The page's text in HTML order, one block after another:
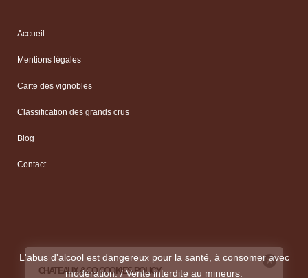
Accueil
Mentions légales
Carte des vignobles
Classification des grands crus
Blog
Contact
L'abus d'alcool est dangereux pour la santé, à consomer avec
modération. / Vente interdite au mineurs.